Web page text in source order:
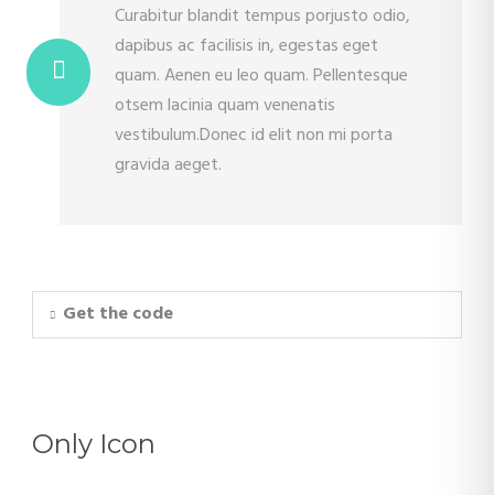
Curabitur blandit tempus porjusto odio,
dapibus ac facilisis in, egestas eget
quam. Aenen eu leo quam. Pellentesque
otsem lacinia quam venenatis
vestibulum.Donec id elit non mi porta
gravida aeget.
Get the code
Only Icon